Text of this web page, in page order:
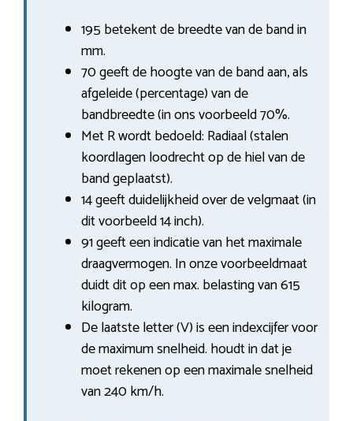
195 betekent de breedte van de band in
mm.
70 geeft de hoogte van de band aan, als
afgeleide (percentage) van de
bandbreedte (in ons voorbeeld 70%.
Met R wordt bedoeld: Radiaal (stalen
koordlagen loodrecht op de hiel van de
band geplaatst).
14 geeft duidelijkheid over de velgmaat (in
dit voorbeeld 14 inch).
91 geeft een indicatie van het maximale
draagvermogen. In onze voorbeeldmaat
duidt dit op een max. belasting van 615
kilogram.
De laatste letter (V) is een indexcijfer voor
de maximum snelheid. houdt in dat je
moet rekenen op een maximale snelheid
van 240 km/h.